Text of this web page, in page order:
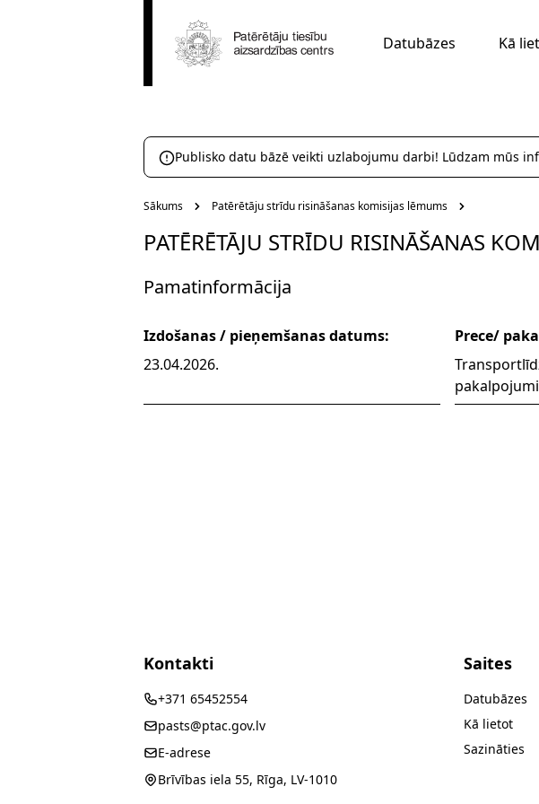
Datubāzes Kā
Publisko datu bāzē veikti uzlabojumu darbi! Lūdzam mūs
Sākums Patērētāju strīdu risināšanas komisijas lēmums
PATĒRĒTĀJU STRĪDU RISINĀŠANAS
Pamatinformācija
Izdošanas / pieņemšanas datums:
23.04.2026.
Prece/
pakalpojumi
Kontakti
+371 65452554
pasts@ptac.gov.lv
E-adrese
Brīvības iela 55, Rīga, LV-1010
Saites
Datubāzes
Kā lietot
Sazināties